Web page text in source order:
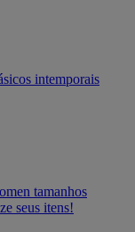
intemporais
tamanhos
seus itens!